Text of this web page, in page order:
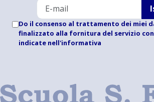
Do il consenso al trattamento dei miei
finalizzato alla fornitura del servizio
indicate nell'informativa